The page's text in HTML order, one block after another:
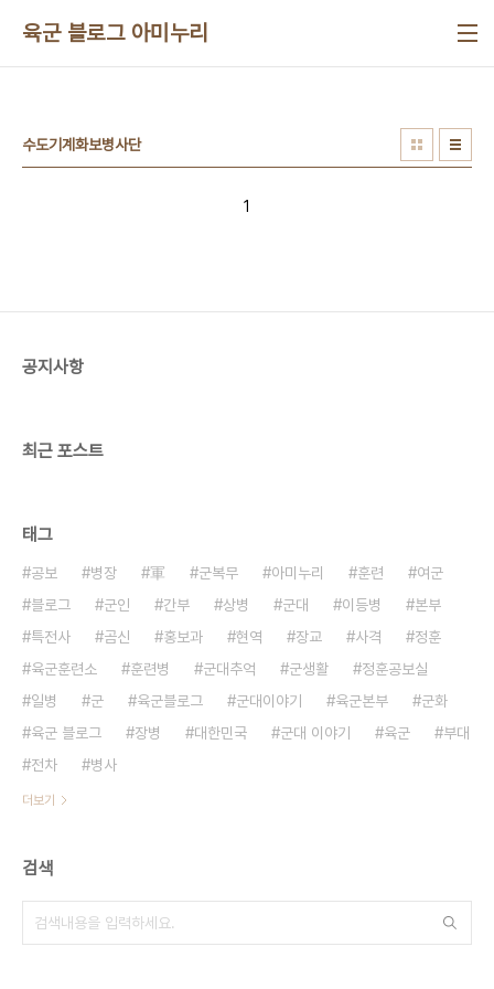
육군 블로그 아미누리
수도기계화보병사단
1
공지사항
최근 포스트
태그
공보 병장 軍 군복무 아미누리 훈련
여군
블로그
군인 간부 상병 군대 이등병
본부
특전사
곰신 홍보과 현역 장교 사격
정훈
육군훈련소
훈련병 군대추억 군생활
정훈공보실
일병
군 육군블로그 군대이야기 육군본부
군화
육군 블로그
장병 대한민국 군대 이야기 육군
부대
전차
병사
더보기
검색